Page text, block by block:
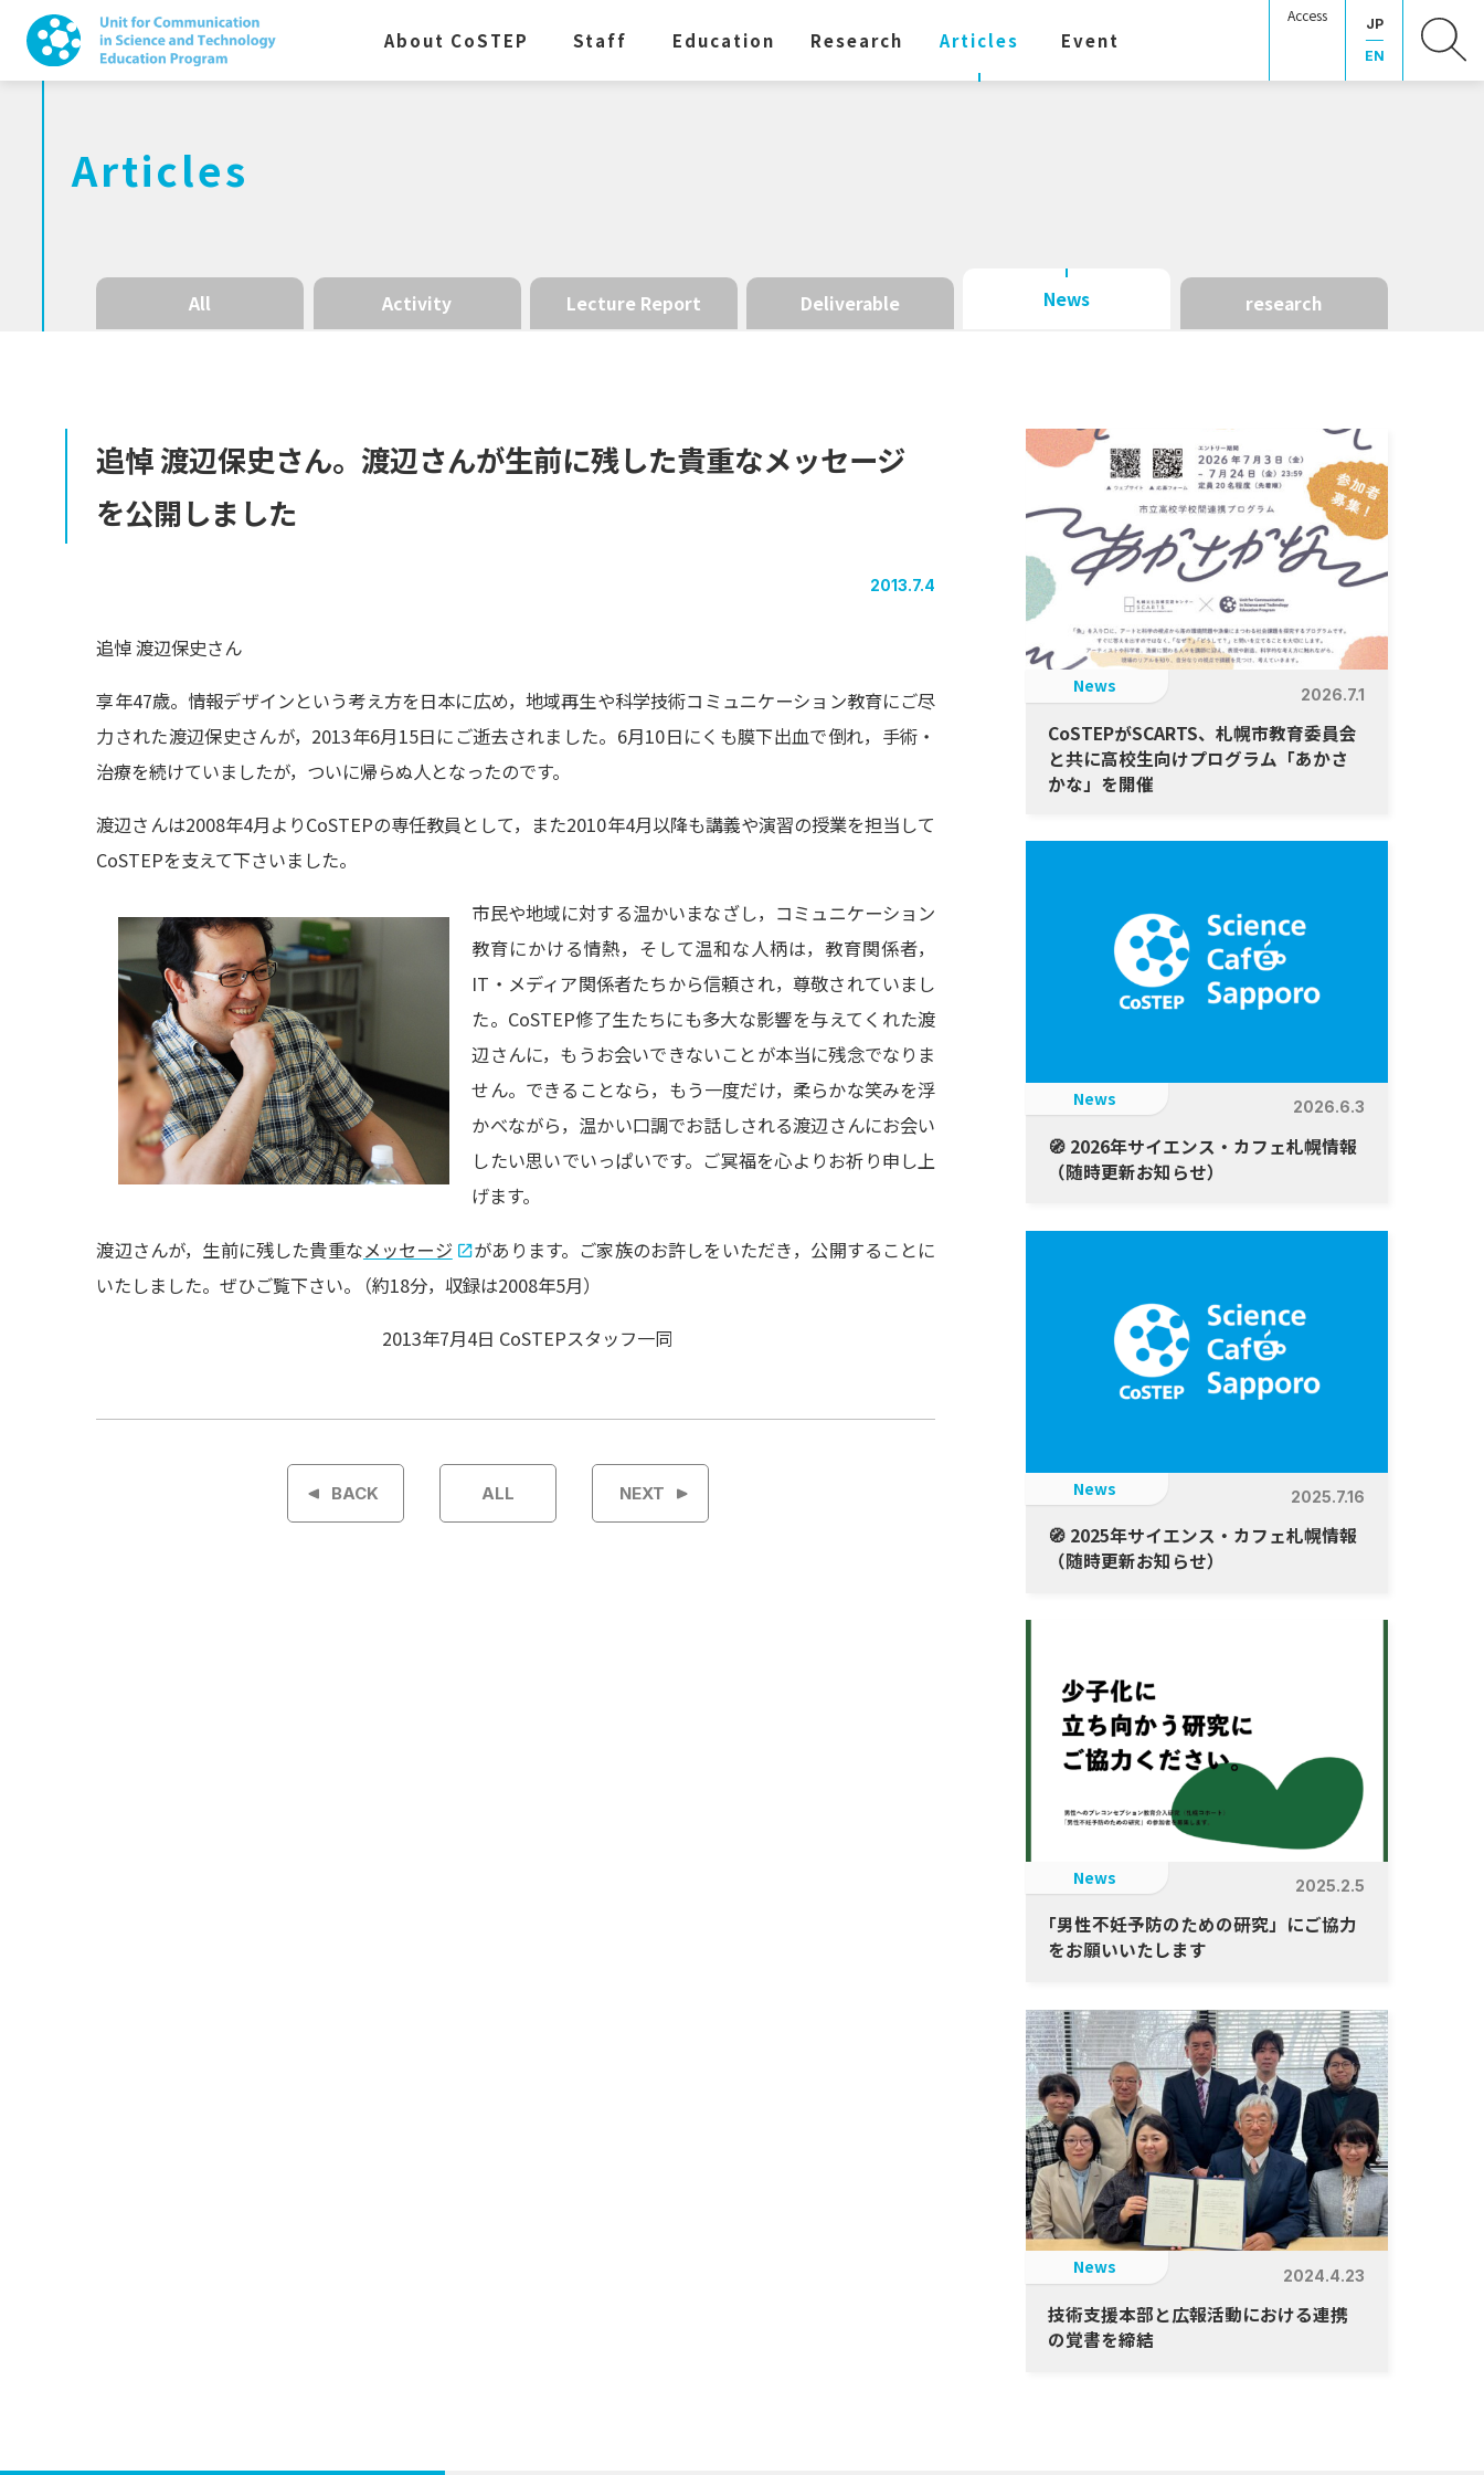
About CoSTEP Staff Education Research Articles Event
Access
JP
EN
Articles
All Activity Lecture Report Deliverable News research
追悼渡辺保史さん。 渡辺さんが生前に残した貴重なメッセージ
を公開しました
2013.7.4
追悼 渡辺保史さん
享年47歳。情報デザインという考え方を日本に広め，地域再生や科学技術コミュニケーション教育にご尽
力された渡辺保史さんが，2013年6月15日にご逝去されました。6月10日にくも膜下出血で倒れ，手術・
治療を続けていましたが，ついに帰らぬ人となったのです。
渡辺さんは2008年4月よりCoSTEPの専任教員として，また2010年4月以降も講義や演習の授業を担当して
CoSTEPを支えて下さいました。
市民や地域に対する温かいまなざし，コミュニケーション
教育にかける情熱，そして温和な人柄は，教育関係者，
IT・メディア関係者たちから信頼され，尊敬されていまし
た。CoSTEP修了生たちにも多大な影響を与えてくれた渡
辺さんに，もうお会いできないことが本当に残念でなりま
せん。できることなら，もう一度だけ，柔らかな笑みを浮
かべながら，温かい口調でお話しされる渡辺さんにお会い
したい思いでいっぱいです。ご冥福を心よりお祈り申し上
げます。
渡辺さんが，生前に残した貴重なメッセージ
があります。ご家族のお許しをいただき，公開することに
いたしました。ぜひご覧下さい。 （約18分，収録は2008年5月）
2013年7月4日 CoSTEPスタッフ一同
投
BACK ALL NEXT
News 2026.7.1
CoSTEPがSCARTS、札幌市教育委員会
と共に高校生向けプログラム「あかさ
かな」を開催
News 2026.6.3
🧭 2026年サイエンス・カフェ札幌情報
（随時更新お知らせ）
News 2025.7.16
🧭 2025年サイエンス・カフェ札幌情報
（随時更新お知らせ）
News 2025.2.5
「男性不妊予防のための研究」にご協力
をお願いいたします
News 2024.4.23
技術支援本部と広報活動における連携
の覚書を締結